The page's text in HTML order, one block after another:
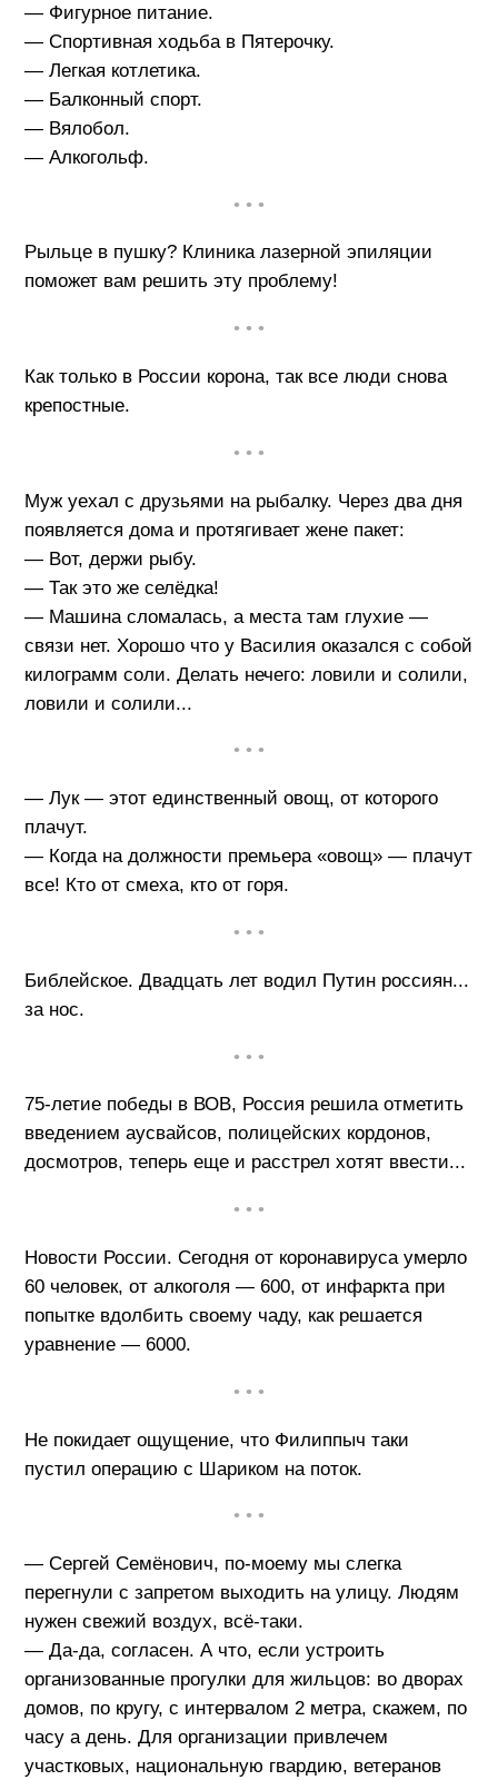
— Фигурное питание.
— Спортивная ходьба в Пятерочку.
— Легкая котлетика.
— Балконный спорт.
— Вялобол.
— Алкогольф.
• • •
Рыльце в пушку? Клиника лазерной эпиляции
поможет вам решить эту проблему!
• • •
Как только в России корона, так все люди снова
крепостные.
• • •
Муж уехал с друзьями на рыбалку. Через два дня
появляется дома и протягивает жене пакет:
— Вот, держи рыбу.
— Так это же селёдка!
— Машина сломалась, а места там глухие —
связи нет. Хорошо что у Василия оказался с собой
килограмм соли. Делать нечего: ловили и солили,
ловили и солили...
• • •
— Лук — этот единственный овощ, от которого
плачут.
— Когда на должности премьера «овощ» — плачут
все! Кто от смеха, кто от горя.
• • •
Библейское. Двадцать лет водил Путин россиян...
за нос.
• • •
75-летие победы в ВОВ, Россия решила отметить
введением аусвайсов, полицейских кордонов,
досмотров, теперь еще и расстрел хотят ввести...
• • •
Новости России. Сегодня от коронавируса умерло
60 человек, от алкоголя — 600, от инфаркта при
попытке вдолбить своему чаду, как решается
уравнение — 6000.
• • •
Не покидает ощущение, что Филиппыч таки
пустил операцию с Шариком на поток.
• • •
— Сергей Семёнович, по-моему мы слегка
перегнули с запретом выходить на улицу. Людям
нужен свежий воздух, всё-таки.
— Да-да, согласен. А что, если устроить
организованные прогулки для жильцов: во дворах
домов, по кругу, с интервалом 2 метра, скажем, по
часу а день. Для организации привлечем
участковых, национальную гвардию, ветеранов